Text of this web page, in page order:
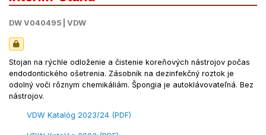
DW V040495 | VDW
Stojan na rýchle odloženie a čistenie koreňových nástrojov počas
endodontického ošetrenia. Zásobník na dezinfekčný roztok je
odolný voči rôznym chemikáliám. Špongia je autoklávovateľná. Bez
nástrojov.
VDW Katalóg 2023/24 (PDF)